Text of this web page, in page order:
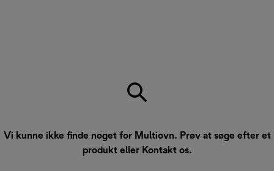
Vi kunne ikke finde noget for Multiovn. Prøv at søge efter et
produkt eller Kontakt os.